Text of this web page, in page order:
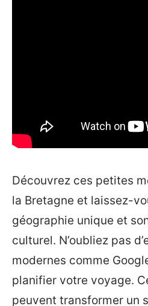
Découvrez ces petites
la Bretagne et laissez-
géographie unique et
culturel. N’oubliez pas
modernes comme
planifier votre voyage.
peuvent transformer un